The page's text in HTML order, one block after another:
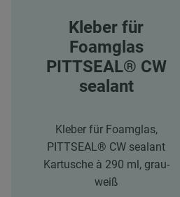
Kleber für
Foamglas
PITTSEAL® CW
sealant
Kleber für Foamglas,
PITTSEAL® CW sealant
Kartusche à 290 ml, grau-
weiß